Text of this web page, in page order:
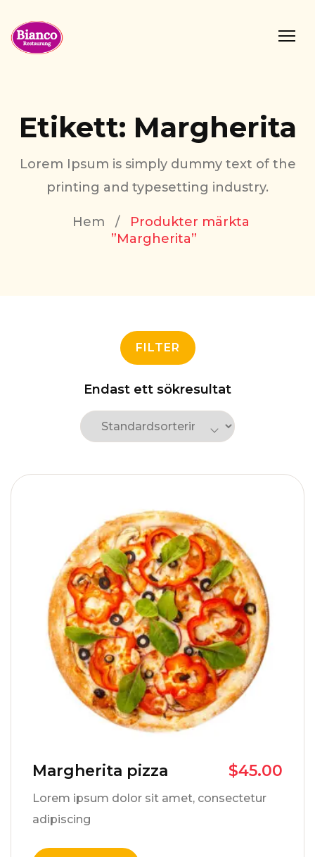
Etikett: Margherita
Lorem Ipsum is simply dummy text of the
printing and typesetting industry.
Hem /
Produkter märkta
”Margherita”
FILTER
Endast ett sökresultat
Margherita pizza
Lorem ipsum dolor sit amet, consectetur
adipiscing
$45.00